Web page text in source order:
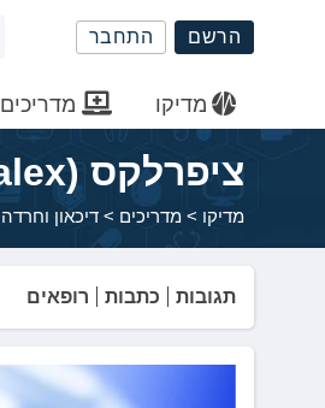
מַעֲרֶכֶת
לִנְגִישׁוּת
הרשם התחבר
מדיקו מדריכים
ציפרלקס (Cipralex)
מדיקו > מדריכים > דיכאון וחרדה
תגובות כתבות רופאים